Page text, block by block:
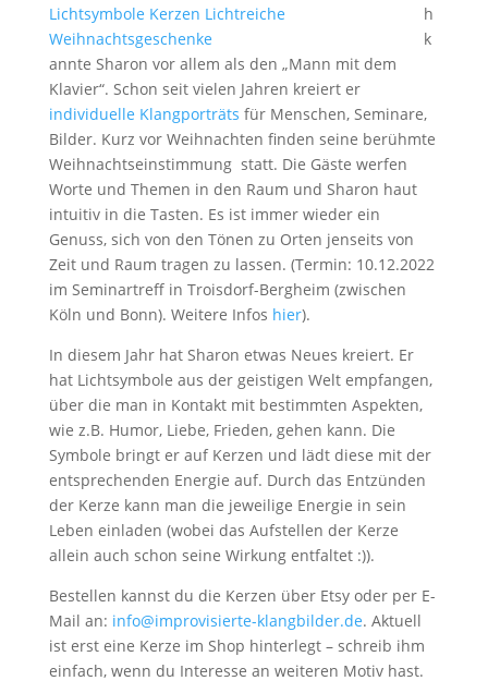
h
k
annte Sharon vor allem als den „Mann mit dem
Klavier“. Schon seit vielen Jahren kreiert er
individuelle Klangporträts für Menschen, Seminare,
Bilder. Kurz vor Weihnachten finden seine berühmte
Weihnachtseinstimmung statt. Die Gäste werfen
Worte und Themen in den Raum und Sharon haut
intuitiv in die Tasten. Es ist immer wieder ein
Genuss, sich von den Tönen zu Orten jenseits von
Zeit und Raum tragen zu lassen. (Termin: 10.12.2022
im Seminartreff in Troisdorf-Bergheim (zwischen
Köln und Bonn). Weitere Infos hier).
In diesem Jahr hat Sharon etwas Neues kreiert. Er
hat Lichtsymbole aus der geistigen Welt empfangen,
über die man in Kontakt mit bestimmten Aspekten,
wie z.B. Humor, Liebe, Frieden, gehen kann. Die
Symbole bringt er auf Kerzen und lädt diese mit der
entsprechenden Energie auf. Durch das Entzünden
der Kerze kann man die jeweilige Energie in sein
Leben einladen (wobei das Aufstellen der Kerze
allein auch schon seine Wirkung entfaltet :)).
Bestellen kannst du die Kerzen über Etsy oder per E-
Mail an: info@improvisierte-klangbilder.de. Aktuell
ist erst eine Kerze im Shop hinterlegt – schreib ihm
einfach, wenn du Interesse an weiteren Motiv hast.